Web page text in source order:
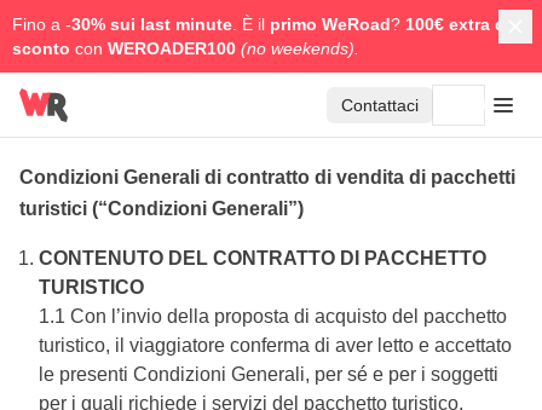
Fino a -30% sui last minute . È il primo WeRoad? 100€ extra di
sconto con WEROADER100 (no weekends).
Contattaci
Condizioni Generali di contratto di vendita di pacchetti
turistici (“Condizioni Generali”)
CONTENUTO DEL CONTRATTO DI PACCHETTO
TURISTICO
1.1 Con l’invio della proposta di acquisto del pacchetto
turistico, il viaggiatore conferma di aver letto e accettato
le presenti Condizioni Generali, per sé e per i soggetti
per i quali richiede i servizi del pacchetto turistico.